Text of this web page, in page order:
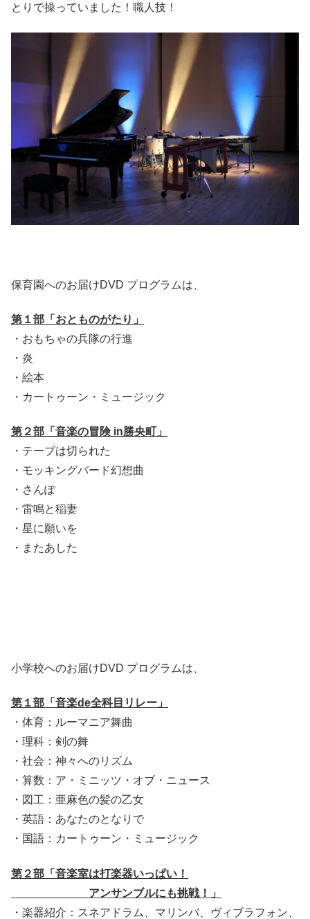
とりで操っていました！職人技！
保育園へのお届けDVD プログラムは、
第１部「おとものがたり」
・おもちゃの兵隊の行進
・炎
・絵本
・カートゥーン・ミュージック
第２部「音楽の冒険 in勝央町」
・テープは切られた
・モッキングバード幻想曲
・さんぽ
・雷鳴と稲妻
・星に願いを
・またあした
小学校へのお届けDVD プログラムは、
第１部「音楽de全科目リレー」
・体育：ルーマニア舞曲
・理科：剣の舞
・社会：神々へのリズム
・算数：ア・ミニッツ・オブ・ニュース
・図工：亜麻色の髪の乙女
・英語：あなたのとなりで
・国語：カートゥーン・ミュージック
第２部「音楽室は打楽器いっぱい！
アンサンブルにも挑戦！」
・楽器紹介：スネアドラム、マリンバ、ヴィブラフォン、